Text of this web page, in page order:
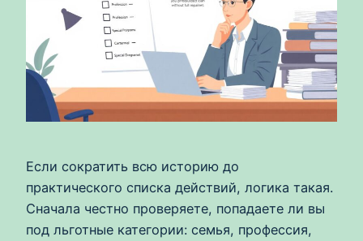
Если сократить всю историю до
практического списка действий, логика такая.
Сначала честно проверяете, попадаете ли вы
под льготные категории: семья, профессия,